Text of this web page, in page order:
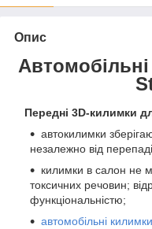
Опис
Передні 3D-килимки
автокилимки
незалежно від
килимки в салон не
токсичних речовин;
функціональністю;
автомобільні килимки